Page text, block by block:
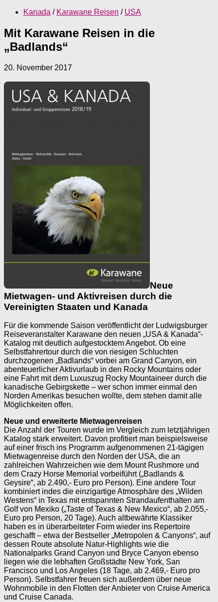
Kanada / Karawane Reisen / USA
Mit Karawane Reisen in die
„Badlands“
20. November 2017
Neue
Mietwagen- und Aktivreisen durch die
Vereinigten Staaten und Kanada
Für die kommende Saison veröffentlicht der Ludwigsburger
Reiseveranstalter Karawane den neuen „USA & Kanada“-
Katalog mit deutlich aufgestocktem Angebot. Ob eine
Selbstfahrertour durch die von riesigen Schluchten
durchzogenen „Badlands“ vorbei am Grand Canyon, ein
abenteuerlicher Aktivurlaub in den Rocky Mountains oder
eine Fahrt mit dem Luxuszug Rocky Mountaineer durch die
kanadische Gebirgskette – wer schon immer einmal den
Norden Amerikas besuchen wollte, dem stehen damit alle
Möglichkeiten offen.
Neue und erweiterte Mietwagenreisen
Die Anzahl der Touren wurde im Vergleich zum letztjährigen
Katalog stark erweitert. Davon profitiert man ­beispielsweise
auf einer frisch ins Programm aufgenommenen 21-tägigen
Mietwagenreise durch den Norden der USA, die an
zahlreichen Wahrzeichen wie dem Mount Rushmore und
dem Crazy Horse Memorial vorbeiführt („Badlands &
Geysire“, ab 2.490,- Euro pro Person). Eine andere Tour
kombiniert indes die einzigartige Atmosphäre des ­„Wilden
Westens“ in Texas mit entspannten Strandaufenthalten am
Golf von Mexiko („Taste of Texas & New Mexico“, ab 2.055,-
Euro pro Person, 20 Tage). Auch altbewährte Klassiker
haben es in überarbeiteter Form wieder ins Repertoire
geschafft – etwa der Bestseller „Metropolen & Canyons“, auf
dessen Route absolute Natur-Highlights wie die
Nationalparks Grand Canyon und Bryce Canyon ebenso
liegen wie die lebhaften Großstädte New York, San
Francisco und Los Angeles (18 Tage, ab 2.469,- Euro pro
Person). Selbstfahrer freuen sich außerdem über neue
Wohnmobile in den Flotten der Anbieter von Cruise America
und Cruise Canada.